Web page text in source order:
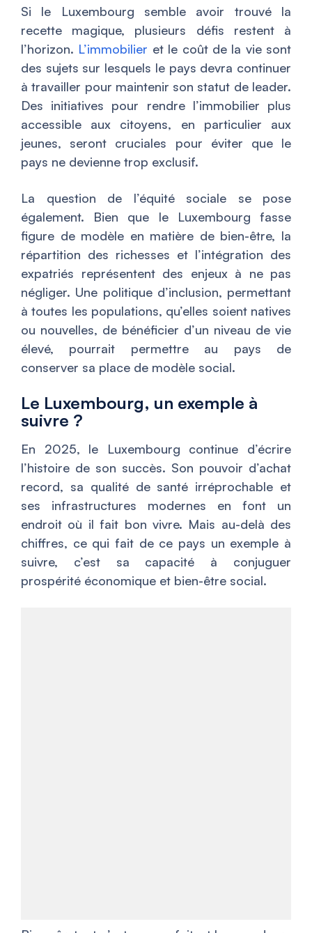
Si le Luxembourg semble avoir trouvé la
recette magique, plusieurs défis restent à
l’horizon. L’immobilier et le coût de la vie sont
des sujets sur lesquels le pays devra continuer
à travailler pour maintenir son statut de leader.
Des initiatives pour rendre l’immobilier plus
accessible aux citoyens, en particulier aux
jeunes, seront cruciales pour éviter que le
pays ne devienne trop exclusif.
La question de l’équité sociale se pose
également. Bien que le Luxembourg fasse
figure de modèle en matière de bien-être, la
répartition des richesses et l’intégration des
expatriés représentent des enjeux à ne pas
négliger. Une politique d’inclusion, permettant
à toutes les populations, qu’elles soient natives
ou nouvelles, de bénéficier d’un niveau de vie
élevé, pourrait permettre au pays de
conserver sa place de modèle social.
Le Luxembourg, un exemple à
suivre ?
En 2025, le Luxembourg continue d’écrire
l’histoire de son succès. Son pouvoir d’achat
record, sa qualité de santé irréprochable et
ses infrastructures modernes en font un
endroit où il fait bon vivre. Mais au-delà des
chiffres, ce qui fait de ce pays un exemple à
suivre, c’est sa capacité à conjuguer
prospérité économique et bien-être social.